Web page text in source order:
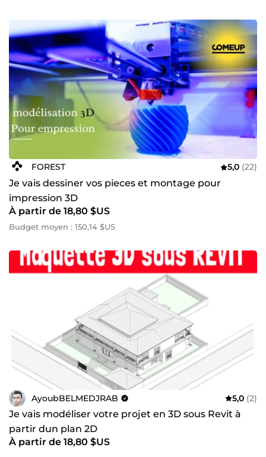
FOREST 5,0 (22)
Je vais dessiner vos pieces et montage pour
impression 3D
À partir de 18,80 $US
Budget moyen : 150,14 $US
AyoubBELMEDJRAB 5,0 (2)
Je vais modéliser votre projet en 3D sous Revit à
partir dun plan 2D
À partir de 18,80 $US